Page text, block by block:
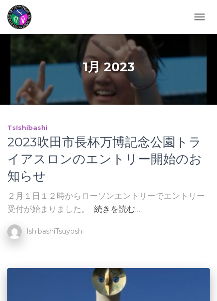
1月 2023
TsIshibashi
2023吹田市長杯万博記念公園トラ
イアスロンのエントリー開始のお
知らせ
２月１日１２時からローソンエントリーでエントリー
受付が始まりました。
続きを読む…
IshibashiTsuyoshi